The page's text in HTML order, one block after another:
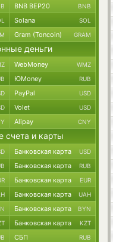
BNB BEP20 BNB
Solana SOL
Gram (Toncoin) GRAM
деньги
WebMoney WMZ
ЮMoney RUB
PayPal USD
Volet USD
Alipay CNY
счета и карты
Банковская карта USD
Банковская карта RUB
Банковская карта EUR
Банковская карта UAH
Банковская карта BYN
Банковская карта KZT
СБП RUB